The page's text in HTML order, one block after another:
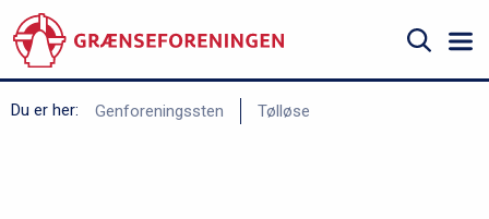
til
hovedindhold
Søg
Du er her: Genforeningssten Tølløse